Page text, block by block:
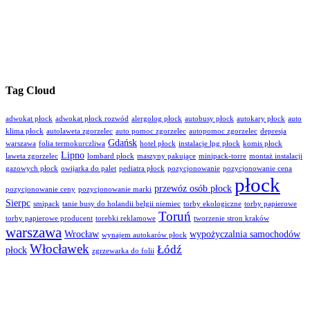
Tag Cloud
adwokat płock adwokat płock rozwód alergolog płock autobusy płock autokary płock auto
klima płock autolaweta zgorzelec auto pomoc zgorzelec autopomoc zgorzelec depresja
warszawa folia termokurczliwa Gdańsk hotel płock instalacje lpg płock komis płock
laweta zgorzelec Lipno lombard płock maszyny pakujące minipack-torre montaż instalacji
gazowych płock owijarka do palet pediatra płock pozycjonowanie pozycjonowanie cena
pozycjonowanie ceny pozycjonowanie marki przewóz osób płock płock
Sierpc smipack tanie busy do holandii belgii niemiec torby ekologiczne torby papierowe
torby papierowe producent torebki reklamowe Toruń tworzenie stron kraków
warszawa Wrocław wynajem autokarów płock wypożyczalnia samochodów
płock Włocławek zgrzewarka do folii Łódź